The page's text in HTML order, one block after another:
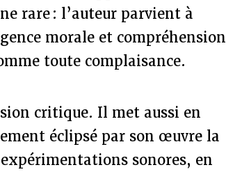
rare : l’auteur parvient à
morale et compréhension
toute complaisance.
critique. Il met aussi en
éclipsé par son œuvre la
sonores, en